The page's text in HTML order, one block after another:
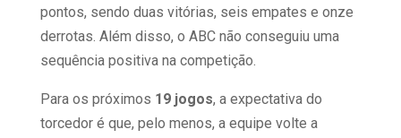
pontos, sendo duas vitórias, seis empates e onze
derrotas. Além disso, o ABC não conseguiu uma
sequência positiva na competição.
Para os próximos 19 jogos, a expectativa do
torcedor é que, pelo menos, a equipe volte a